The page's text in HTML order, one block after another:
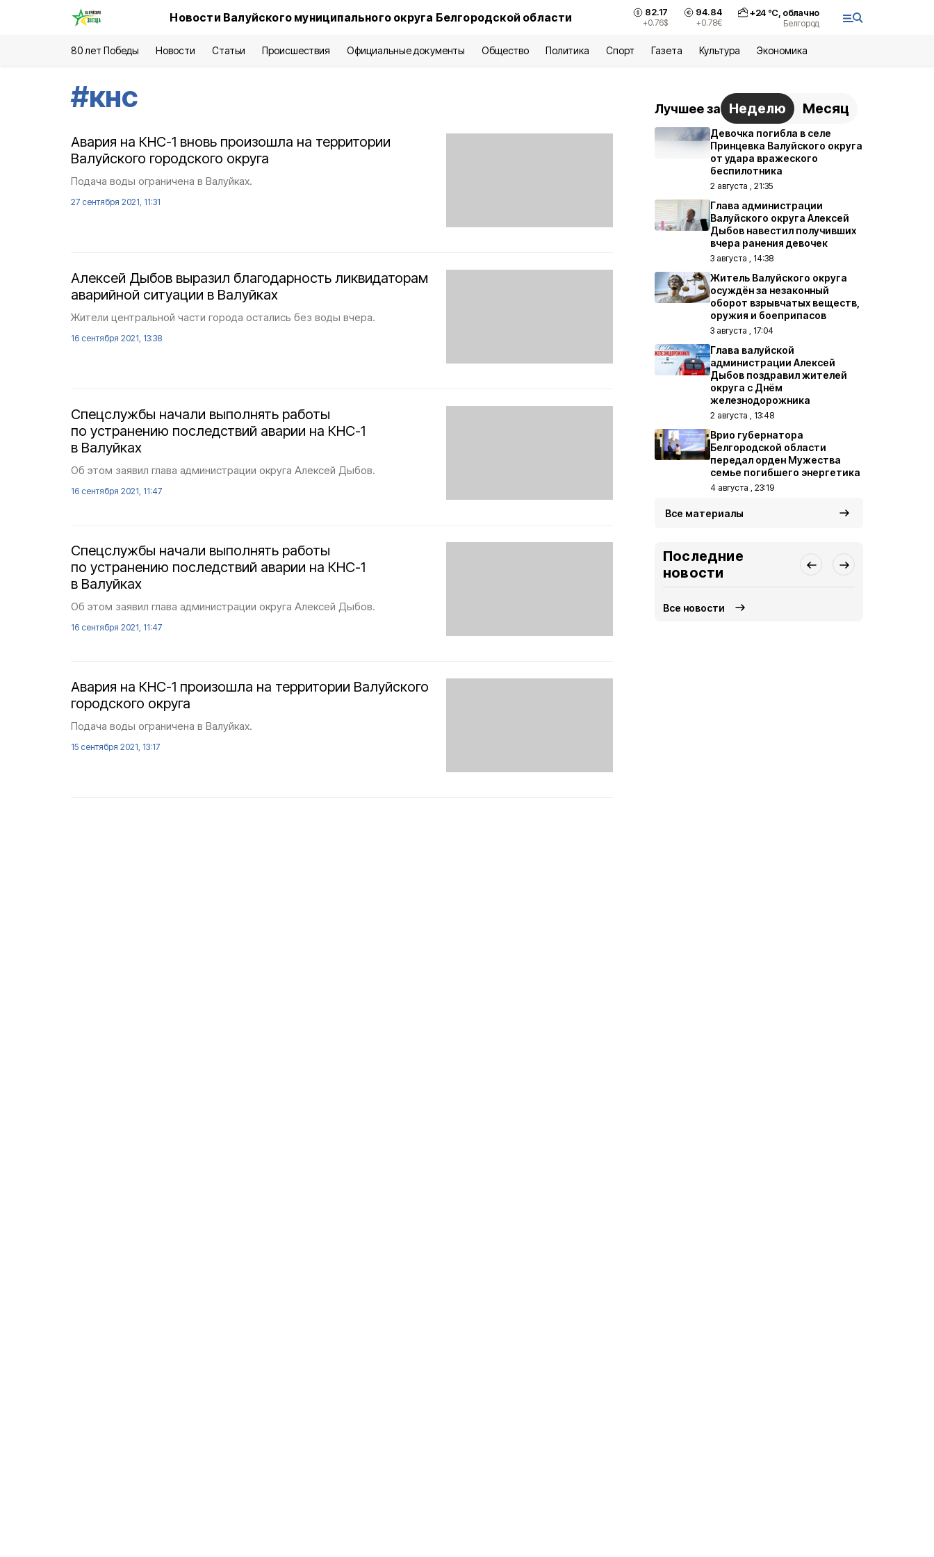
Новости Валуйского муниципального округа Белгородской области 82.17
+0.76$
94.84
+0.78€
+24°С, облачно
Белгород
80 лет Победы Новости Статьи Происшествия Официальные документы Общество Политика Спорт Газета Культура Экономика
#кнс
Авария на КНС-1 вновь произошла на территории
Валуйского городского округа
Подача воды ограничена в Валуйках.
27 сентября 2021, 11:31
Алексей Дыбов выразил благодарность ликвидаторам
аварийной ситуации в Валуйках
Жители центральной части города остались без воды вчера.
16 сентября 2021, 13:38
Спецслужбы начали выполнять работы
по устранению последствий аварии на КНС-1
в Валуйках
Об этом заявил глава администрации округа Алексей Дыбов.
16 сентября 2021, 11:47
Спецслужбы начали выполнять работы
по устранению последствий аварии на КНС-1
в Валуйках
Об этом заявил глава администрации округа Алексей Дыбов.
16 сентября 2021, 11:47
Авария на КНС-1 произошла на территории Валуйского
городского округа
Подача воды ограничена в Валуйках.
15 сентября 2021, 13:17
Лучшее за Неделю Месяц
Девочка погибла в селе
Принцевка Валуйского округа
от удара вражеского
беспилотника
2 августа , 21:35
Глава администрации
Валуйского округа Алексей
Дыбов навестил получивших
вчера ранения девочек
3 августа , 14:38
Житель Валуйского округа
осуждён за незаконный
оборот взрывчатых веществ,
оружия и боеприпасов
3 августа , 17:04
Глава валуйской
администрации Алексей
Дыбов поздравил жителей
округа с Днём
железнодорожника
2 августа , 13:48
Врио губернатора
Белгородской области
передал орден Мужества
семье погибшего энергетика
4 августа , 23:19
Все материалы
Последние
новости
Все новости